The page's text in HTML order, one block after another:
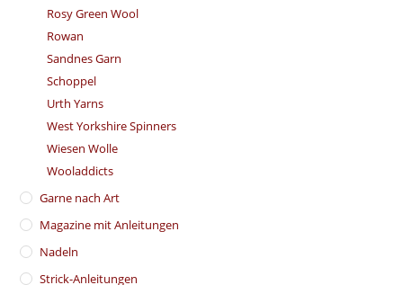
Rosy Green Wool
Rowan
Sandnes Garn
Schoppel
Urth Yarns
West Yorkshire Spinners
Wiesen Wolle
Wooladdicts
Garne nach Art
Magazine mit Anleitungen
Nadeln
Strick-Anleitungen